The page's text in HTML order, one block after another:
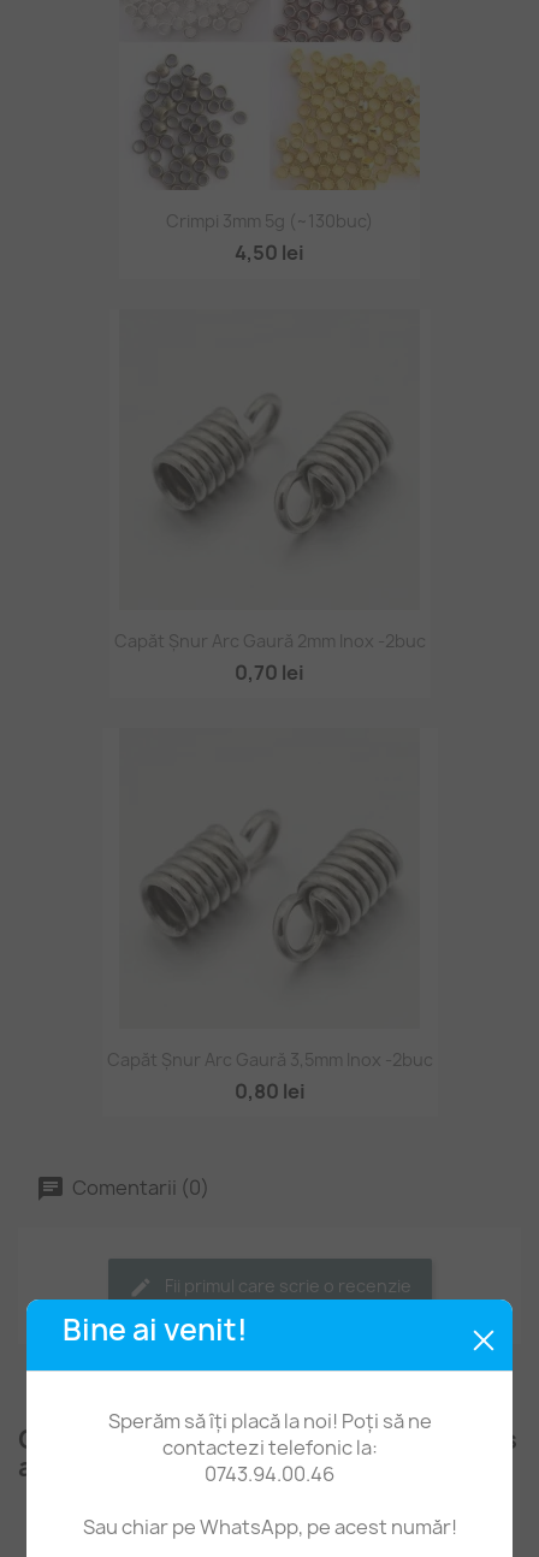
Bine ai venit!
Sperăm să îți placă la noi! Poți să ne
contactezi telefonic la:
0743.94.00.46
Sau chiar pe WhatsApp, pe acest număr!
Crimpi 3mm 5g (~130buc)
4,50 lei
Capăt Șnur Arc Gaură 2mm Inox -2buc
0,70 lei
Capăt Șnur Arc Gaură 3,5mm Inox -2buc
0,80 lei
Comentarii (0)
Fii primul care scrie o recenzie
Clienții care au cumpărat acest produs
au mai cumpărat și: